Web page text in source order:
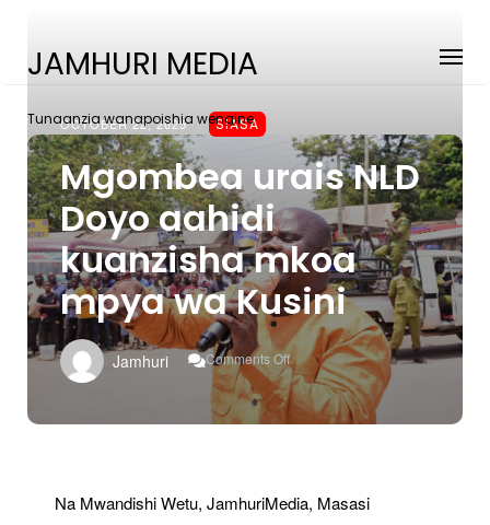
JAMHURI MEDIA
Tunaanzia wanapoishia wengine
OCTOBER 22, 2025 SIASA
Mgombea urais NLD
Doyo aahidi
kuanzisha mkoa
mpya wa Kusini
Jamhuri Comments Off
On
Mgombea
Urais
NLD
Mkoa
Mpya
Na Mwandishi Wetu, JamhuriMedia, Masasi